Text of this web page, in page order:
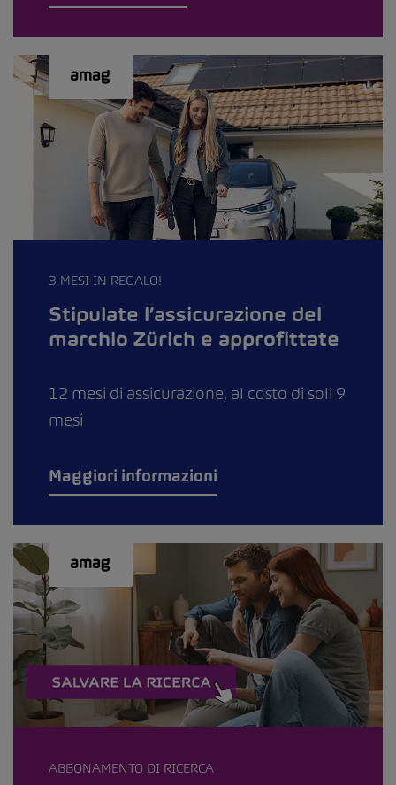
3 MESI IN REGALO!
Stipulate l’assicurazione del
marchio Zürich e approfittate
12 mesi di assicurazione, al costo di soli 9
mesi
Maggiori informazioni
ABBONAMENTO DI RICERCA